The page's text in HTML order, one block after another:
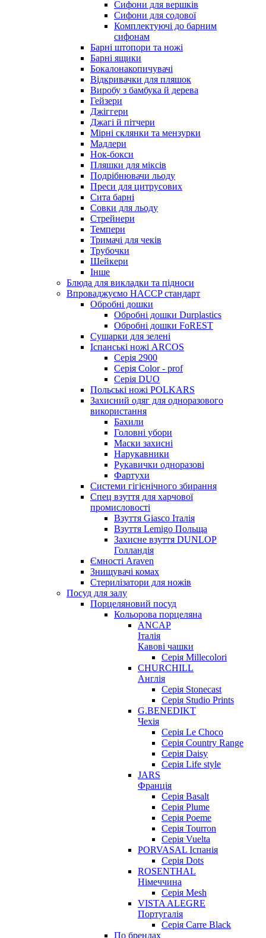
Сифони для вершків
Сифони для содової
Комплектуючі до барним
сифонам
Барні штопори та ножі
Барні ящики
Бокалонакопичувачі
Відкривачки для пляшок
Виробу з бамбука й дерева
Гейзери
Джіггери
Джагі й пітчери
Мірні склянки та мензурки
Мадлери
Нок-бокси
Пляшки для міксів
Подрібнювачи льоду
Преси для цитрусових
Сита барні
Совки для льоду
Стрейнери
Темпери
Тримачі для чеків
Трубочки
Шейкери
Інше
Блюда для викладки та підноси
Впроваджуємо HACCP стандарт
Обробні дошки
Обробні дошки Durplastics
Обробні дошки FoREST
Сушарки для зелені
Іспанські ножі ARCOS
Серія 2900
Серія Color - prof
Серія DUO
Польські ножі POLKARS
Захисний одяг для одноразового
використання
Бахили
Головні убори
Маски захисні
Нарукавники
Рукавички одноразові
Фартухи
Системи гігієнічного збирання
Спец взуття для харчової
промисловості
Взуття Giasco Італія
Взуття Lemigo Польща
Захисне взуття DUNLOP
Голландія
Ємності Araven
Знищувачі комах
Стерилізатори для ножів
Посуд для залу
Порцеляновий посуд
Кольорова порцеляна
ANCAP
Італія
Кавові чашки
Серія Millecolori
CHURCHILL
Англія
Серія Stonecast
Серія Studio Prints
G.BENEDIKT
Чехія
Cерія Le Choco
Серія Country Range
Серія Daisy
Серія Life style
JARS
Франція
Серія Basalt
Серія Plume
Серія Poeme
Серія Tourron
Серія Vuelta
PORVASAL Іспанія
Серія Dots
ROSENTHAL
Німеччина
Серія Mesh
VISTA ALEGRE
Португалія
Серія Carre Black
По брендах